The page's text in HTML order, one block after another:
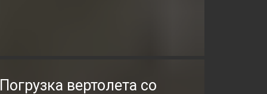
Погрузка вертолета со